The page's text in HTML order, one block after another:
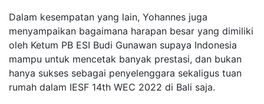
Dalam kesempatan yang lain, Yohannes juga
menyampaikan bagaimana harapan besar yang dimiliki
oleh Ketum PB ESI Budi Gunawan supaya Indonesia
mampu untuk mencetak banyak prestasi, dan bukan
hanya sukses sebagai penyelenggara sekaligus tuan
rumah dalam IESF 14th WEC 2022 di Bali saja.